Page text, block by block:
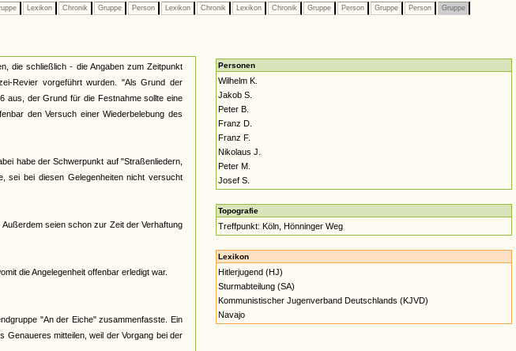
Lexikon Chronik Gruppe Person Lexikon Chronik Lexikon Chronik Gruppe Person Gruppe Person Gruppe
die schließlich - die Angaben zum Zeitpunkt
Revier vorgeführt wurden. "Als Grund der
aus, der Grund für die Festnahme sollte eine
den Versuch einer Wiederbelebung des
habe der Schwerpunkt auf "Straßenliedern,
sei bei diesen Gelegenheiten nicht versucht
seien schon zur Zeit der Verhaftung
die Angelegenheit offenbar erledigt war.
"An der Eiche" zusammenfasste. Ein
Genaueres mitteilen, weil der Vorgang bei der
Personen
Wilhelm K.
Jakob S.
Peter B.
Franz D.
Franz F.
Nikolaus J.
Peter M.
Josef S.
Topografie
Treffpunkt: Köln, Hönninger Weg
Lexikon
Hitlerjugend (HJ)
Sturmabteilung (SA)
Kommunistischer Jugenverband Deutschlands (KJVD)
Navajo